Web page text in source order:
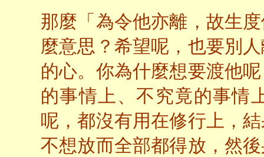
那麼「為令他亦離，故生
麼意思？希望呢，也要別
的心。你為什麼想要渡他
的事情上、不究竟的事情
呢，都沒有用在修行上，
不想放而全部都得放，然